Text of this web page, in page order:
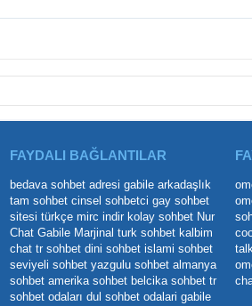
FAYDALI BAĞLANTILAR
bedava sohbet adresi gabile arkadaşlık
tam sohbet cinsel sohbetci gay sohbet
sitesi türkçe mirc indir kolay sohbet Nur
Chat Gabile Marjinal turk sohbet kalbim
chat tr sohbet dini sohbet islami sohbet
seviyeli sohbet yazgulu sohbet almanya
sohbet amerika sohbet belcika sohbet tr
sohbet odaları dul sohbet odalari gabile